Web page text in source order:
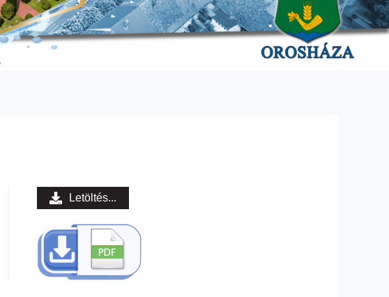
Letöltés...